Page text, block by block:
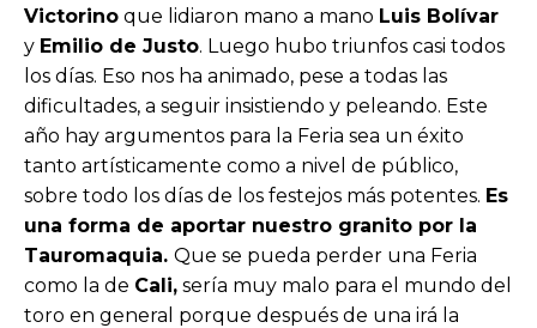
Victorino que lidiaron mano a mano Luis Bolívar
y Emilio de Justo. Luego hubo triunfos casi todos
los días. Eso nos ha animado, pese a todas las
dificultades, a seguir insistiendo y peleando. Este
año hay argumentos para la Feria sea un éxito
tanto artísticamente como a nivel de público,
sobre todo los días de los festejos más potentes. Es
una forma de aportar nuestro granito por la
Tauromaquia. Que se pueda perder una Feria
como la de Cali, sería muy malo para el mundo del
toro en general porque después de una irá la